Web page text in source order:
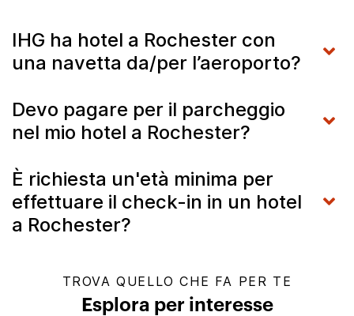
IHG ha hotel a Rochester con
una navetta da/per l’aeroporto?
Devo pagare per il parcheggio
nel mio hotel a Rochester?
È richiesta un'età minima per
effettuare il check-in in un hotel
a Rochester?
TROVA QUELLO CHE FA PER TE
Esplora per interesse